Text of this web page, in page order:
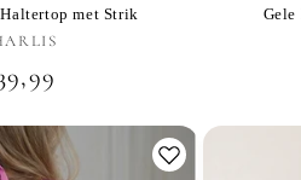
met Strik
Verkoper: